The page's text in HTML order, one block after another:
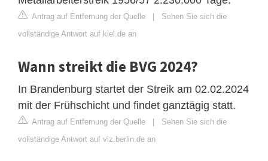
Antrag auf Entfernung der Quelle | Sehen Sie sich die
vollständige Antwort auf kiel.de an
Wann streikt die BVG 2024?
In Brandenburg startet der Streik am 02.02.2024
mit der Frühschicht und findet ganztägig statt.
Antrag auf Entfernung der Quelle | Sehen Sie sich die
vollständige Antwort auf viz.berlin.de an